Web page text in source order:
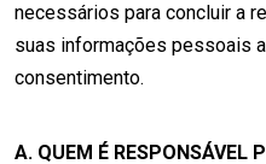
necessários para concluir a
suas informações pessoais
consentimento.
A. QUEM É RESPONSÁVEL